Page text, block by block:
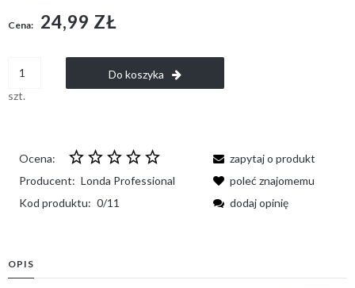
Cena: 24,99 ZŁ
szt.
Do koszyka
Ocena:
Producent: Londa Professional
Kod produktu: 0/11
zapytaj o produkt
poleć znajomemu
dodaj opinię
OPIS